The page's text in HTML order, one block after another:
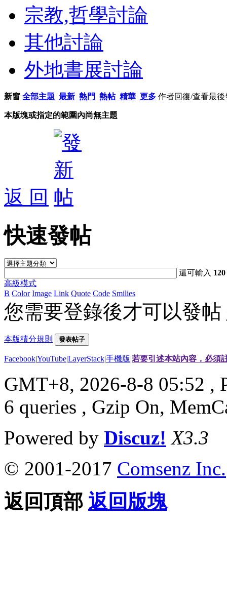
宗教,哲學討論
其他討論
外地書展討論
新窗 全部主題 最新 熱門 熱帖 精華 更多 作者回復/查看最後
本版塊或指定的範圍內尚無主題
返 回
快速發帖
還可輸入 120
高級模式
B Color Image Link Quote Code Smilies
您需要登錄後才可以發帖
本版積分規則 發表帖子
Facebook|YouTube|LayerStack|手機版|若要引述本站內容，必須
GMT+8, 2026-8-8 05:52 ,
6 queries , Gzip On,
Powered by Discuz! X3.3
© 2001-2017 Comsenz Inc.
返回頂部 返回版塊